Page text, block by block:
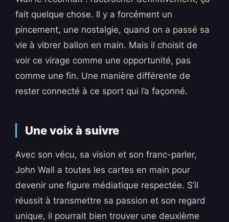
fait quelque chose. Il y a forcément un
pincement, une nostalgie, quand on a passé sa
vie à vibrer ballon en main. Mais il choisit de
voir ce virage comme une opportunité, pas
comme une fin. Une manière différente de
rester connecté à ce sport qui l’a façonné.
Une voix à suivre
Avec son vécu, sa vision et son franc-parler,
John Wall a toutes les cartes en main pour
devenir une figure médiatique respectée. S’il
réussit à transmettre sa passion et son regard
unique, il pourrait bien trouver une deuxième